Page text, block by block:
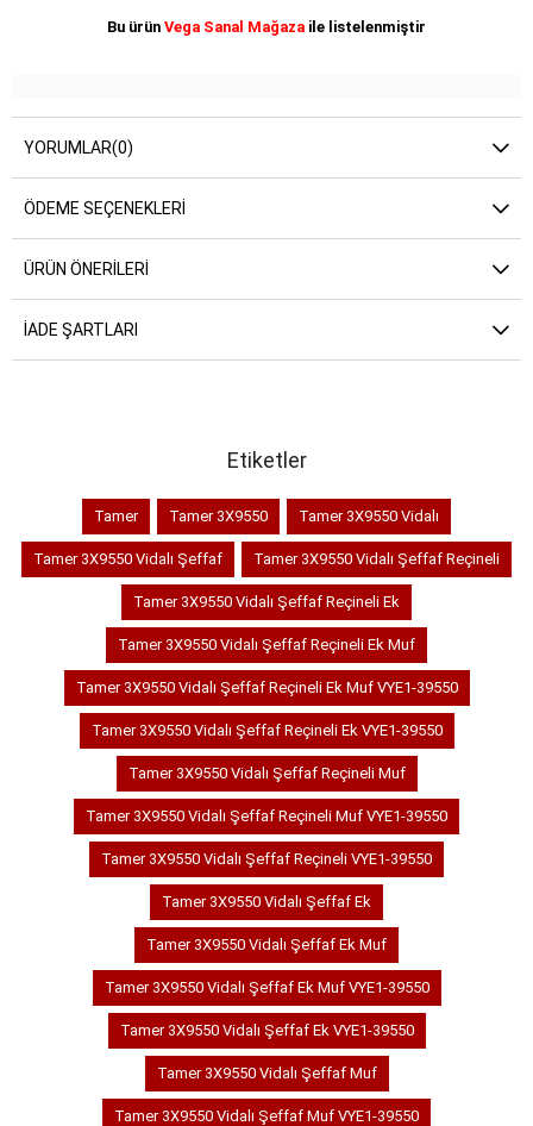
Bu ürün Vega Sanal Mağaza ile listelenmiştir
YORUMLAR(0)
ÖDEME SEÇENEKLERI
ÜRÜN ÖNERILERI
İADE ŞARTLARI
Etiketler
Tamer Tamer 3X9550 Tamer 3X9550 Vidalı
Tamer 3X9550 Vidalı Şeffaf Tamer 3X9550 Vidalı Şeffaf Reçineli
Tamer 3X9550 Vidalı Şeffaf Reçineli Ek
Tamer 3X9550 Vidalı Şeffaf Reçineli Ek Muf
Tamer 3X9550 Vidalı Şeffaf Reçineli Ek Muf VYE1-39550
Tamer 3X9550 Vidalı Şeffaf Reçineli Ek VYE1-39550
Tamer 3X9550 Vidalı Şeffaf Reçineli Muf
Tamer 3X9550 Vidalı Şeffaf Reçineli Muf VYE1-39550
Tamer 3X9550 Vidalı Şeffaf Reçineli VYE1-39550
Tamer 3X9550 Vidalı Şeffaf Ek
Tamer 3X9550 Vidalı Şeffaf Ek Muf
Tamer 3X9550 Vidalı Şeffaf Ek Muf VYE1-39550
Tamer 3X9550 Vidalı Şeffaf Ek VYE1-39550
Tamer 3X9550 Vidalı Şeffaf Muf
Tamer 3X9550 Vidalı Şeffaf Muf VYE1-39550